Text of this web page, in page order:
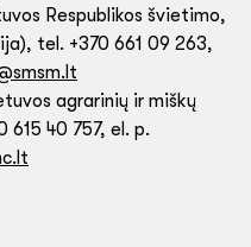
Respublikos švietimo,
tel. +370 661 09 263,
agrarinių ir miškų
615 40 757, el. p.